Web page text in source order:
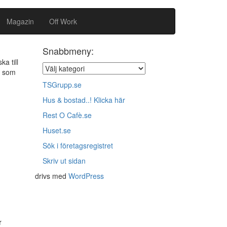
Magazin Off Work
till
Snabbmeny:
TSGrupp.se
Hus & bostad..! Klicka här
Rest O Cafè.se
Huset.se
Sök i företagsregistret
Skriv ut sidan
drivs med WordPress